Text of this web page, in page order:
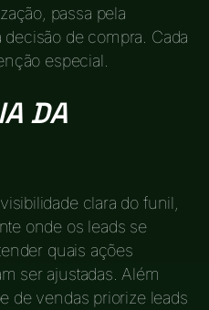
passa pela
de compra. Cada
especial.
DA
clara do funil,
onde os leads se
quais ações
ser ajustadas. Além
de vendas priorize leads